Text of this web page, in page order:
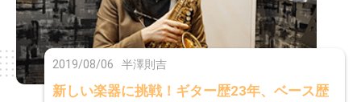
2019/08/06 半澤則吉
新しい楽器に挑戦！ギター歴23年、ベース歴